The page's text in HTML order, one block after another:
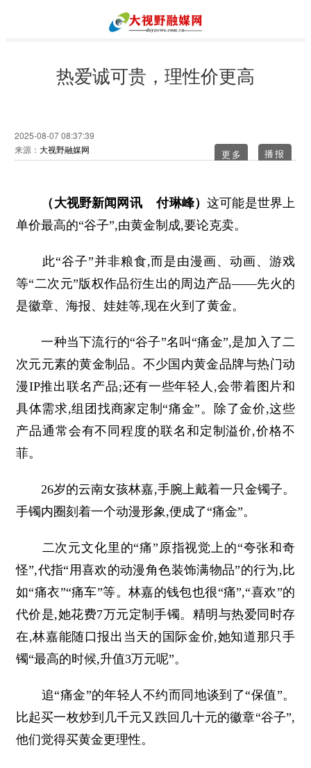
热爱诚可贵，理性价更高
2025-08-07 08:37:39
来源： 大视野融媒网 更多
（大视野新闻网讯 付琳峰）这可能是世界上
单价最高的“谷子”,由黄金制成,要论克卖。
此“谷子”并非粮食,而是由漫画、动画、游戏
等“二次元”版权作品衍生出的周边产品——先火的
是徽章、海报、娃娃等,现在火到了黄金。
一种当下流行的“谷子”名叫“痛金”,是加入了二
次元元素的黄金制品。不少国内黄金品牌与热门动
漫IP推出联名产品;还有一些年轻人,会带着图片和
具体需求,组团找商家定制“痛金”。除了金价,这些
产品通常会有不同程度的联名和定制溢价,价格不
菲。
26岁的云南女孩林嘉,手腕上戴着一只金镯子。
手镯内圈刻着一个动漫形象,便成了“痛金”。
二次元文化里的“痛”原指视觉上的“夸张和奇
怪”,代指“用喜欢的动漫角色装饰满物品”的行为,比
如“痛衣”“痛车”等。林嘉的钱包也很“痛”,“喜欢”的
代价是,她花费7万元定制手镯。精明与热爱同时存
在,林嘉能随口报出当天的国际金价,她知道那只手
镯“最高的时候,升值3万元呢”。
追“痛金”的年轻人不约而同地谈到了“保值”。
比起买一枚炒到几千元又跌回几十元的徽章“谷子”,
他们觉得买黄金更理性。